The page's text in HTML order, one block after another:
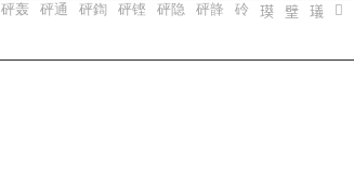
砰轰 砰通 砰鍧 砰铿 砰隐 砰韸 砱 𤩸 𤩹 𤩺 𤩻